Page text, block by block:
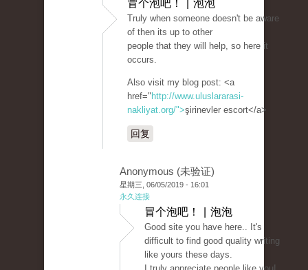
冒个泡吧！ | 泡泡
Truly when someone doesn't be aware
of then its up to other
people that they will help, so here it
occurs.
Also visit my blog post: <a
href=" http://www.uluslararasi-
nakliyat.org/">şirinevler escort</a>
回复
Anonymous (未验证)
星期三, 06/05/2019 - 16:01
永久连接
冒个泡吧！ | 泡泡
Good site you have here.. It's
difficult to find good quality writing
like yours these days.